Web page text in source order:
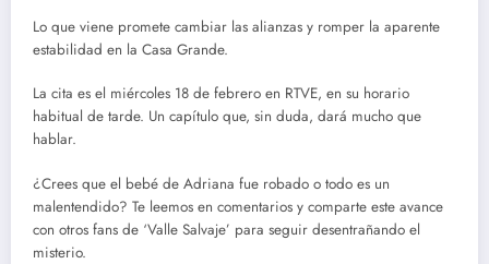
Lo que viene promete cambiar las alianzas y romper la aparente
estabilidad en la Casa Grande.
La cita es el miércoles 18 de febrero en RTVE, en su horario
habitual de tarde. Un capítulo que, sin duda, dará mucho que
hablar.
¿Crees que el bebé de Adriana fue robado o todo es un
malentendido? Te leemos en comentarios y comparte este avance
con otros fans de ‘Valle Salvaje’ para seguir desentrañando el
misterio.